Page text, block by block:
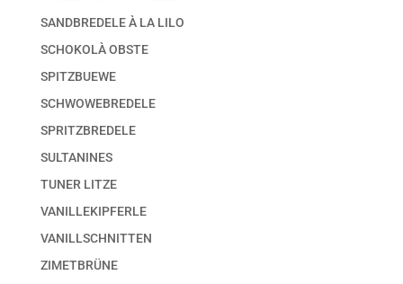
SANDBREDELE À LA LILO
SCHOKOLÀ OBSTE
SPITZBUEWE
SCHWOWEBREDELE
SPRITZBREDELE
SULTANINES
TUNER LITZE
VANILLEKIPFERLE
VANILLSCHNITTEN
ZIMETBRÜNE